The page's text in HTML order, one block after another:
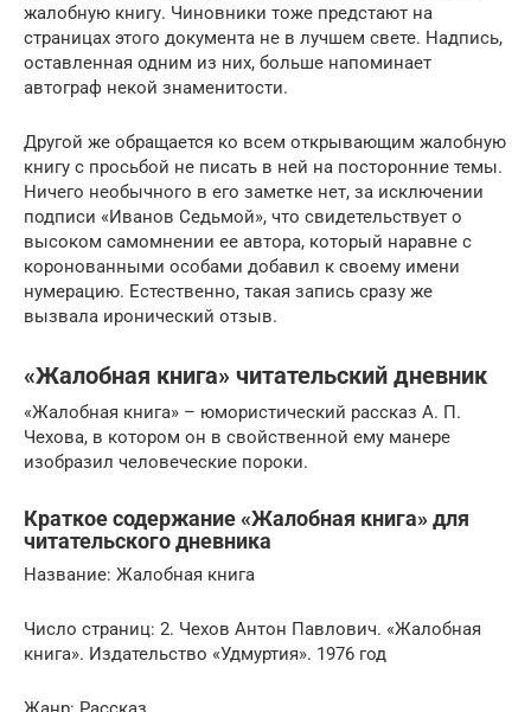
жалобную книгу. Чиновники тоже предстают на
страницах этого документа не в лучшем свете. Надпись,
оставленная одним из них, больше напоминает
автограф некой знаменитости.
Другой же обращается ко всем открывающим жалобную
книгу с просьбой не писать в ней на посторонние темы.
Ничего необычного в его заметке нет, за исключении
подписи «Иванов Седьмой», что свидетельствует о
высоком самомнении ее автора, который наравне с
коронованными особами добавил к своему имени
нумерацию. Естественно, такая запись сразу же
вызвала иронический отзыв.
«Жалобная книга» читательский дневник
«Жалобная книга» – юмористический рассказ А. П.
Чехова, в котором он в свойственной ему манере
изобразил человеческие пороки.
Краткое содержание «Жалобная книга» для
читательского дневника
Название: Жалобная книга
Число страниц: 2. Чехов Антон Павлович. «Жалобная
книга». Издательство «Удмуртия». 1976 год